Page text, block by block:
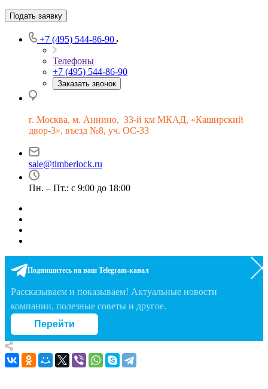
Подать заявку
+7 (495) 544-86-90
Телефоны
+7 (495) 544-86-90
Заказать звонок
г. Москва, м. Аннино, 33-й км МКАД, «Каширский
двор-3», въезд №8, уч. ОС-33
sale@timberlock.ru
Пн. – Пт.: с 9:00 до 18:00
Подпишитесь на наш Telegram-канал
Рассказываем и показываем! Актуальные новости
компании, полезные советы и другое.
Перейти